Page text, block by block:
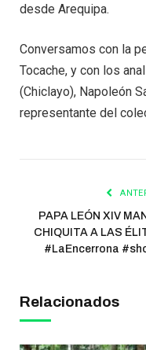
desde Arequipa.
Conversamos con la
Tocache, y con los
(Chiclayo), Napoleón
representante del
PAPA LEÓN XIV
CHIQUITA A LAS
#LaEncerrona
Relacionados